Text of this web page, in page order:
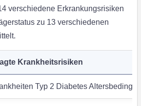
verschiedene Erkrankungsrisiken
zu 13 verschiedenen
Krankheitsrisiken
Typ 2 Diabetes